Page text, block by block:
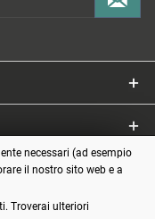
necessari (ad esempio
il nostro sito web e a
Troverai ulteriori